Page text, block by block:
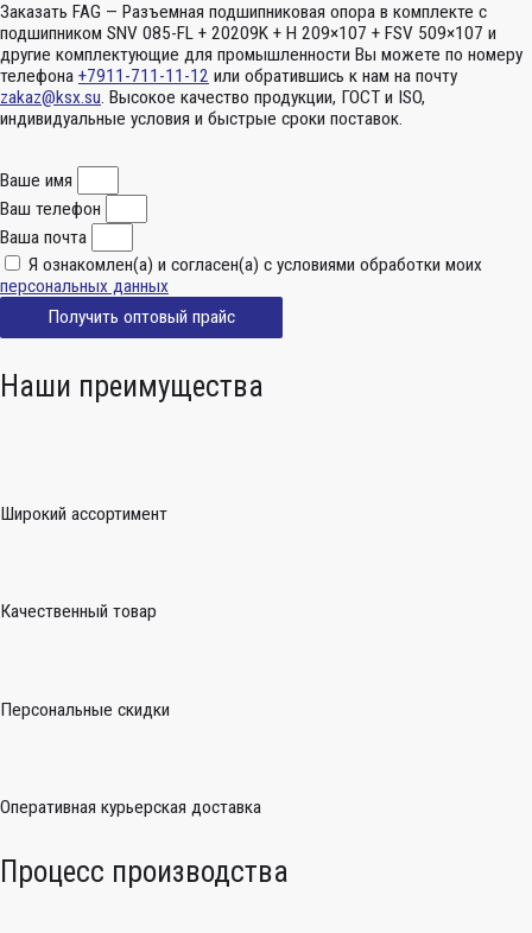
Заказать FAG — Разъемная подшипниковая опора в комплекте с
подшипником SNV 085-FL + 20209K + H 209×107 + FSV 509×107 и
другие комплектующие для промышленности Вы можете по номеру
телефона +7911-711-11-12 или обратившись к нам на почту
zakaz@ksx.su. Высокое качество продукции, ГОСТ и ISO,
индивидуальные условия и быстрые сроки поставок.
Ваше имя
Ваш телефон
Ваша почта
Я ознакомлен(а) и согласен(а) с условиями обработки моих
персональных данных
Получить оптовый прайс
Наши преимущества
Широкий ассортимент
Качественный товар
Персональные скидки
Оперативная курьерская доставка
Процесс производства